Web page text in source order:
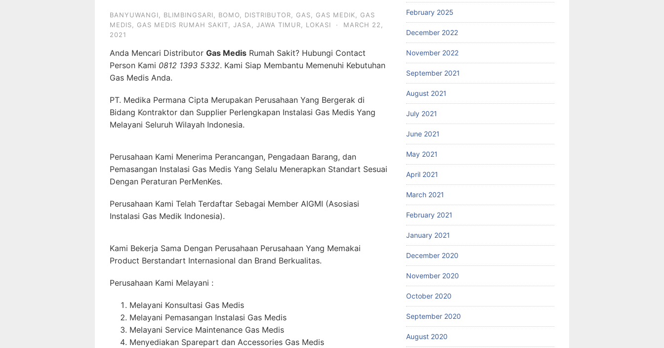
BANYUWANGI BLIMBINGSARI BOMO DISTRIBUTOR GAS GAS MEDIK
GAS
MEDIS
GAS MEDIS RUMAH SAKIT JASA JAWA TIMUR LOKASI ·
MARCH 22,
2021
Anda Mencari Distributor Gas Medis Rumah Sakit? Hubungi Contact
Person Kami 0812 1393 5332. Kami Siap Membantu Memenuhi Kebutuhan
Gas Medis Anda.
PT. Medika Permana Cipta Merupakan Perusahaan Yang Bergerak di
Bidang Kontraktor dan Supplier Perlengkapan Instalasi Gas Medis Yang
Melayani Seluruh Wilayah Indonesia.
Perusahaan Kami Menerima Perancangan, Pengadaan Barang, dan
Pemasangan Instalasi Gas Medis Yang Selalu Menerapkan Standart Sesuai
Dengan Peraturan PerMenKes.
Perusahaan Kami Telah Terdaftar Sebagai Member AIGMI (Asosiasi
Instalasi Gas Medik Indonesia).
Kami Bekerja Sama Dengan Perusahaan Perusahaan Yang Memakai
Product Berstandart Internasional dan Brand Berkualitas.
Perusahaan Kami Melayani :
Melayani Konsultasi Gas Medis
Melayani Pemasangan Instalasi Gas Medis
Melayani Service Maintenance Gas Medis
Menyediakan Sparepart dan Accessories Gas Medis
February 2025
December 2022
November 2022
September 2021
August 2021
July 2021
June 2021
May 2021
April 2021
March 2021
February 2021
January 2021
December 2020
November 2020
October 2020
September 2020
August 2020